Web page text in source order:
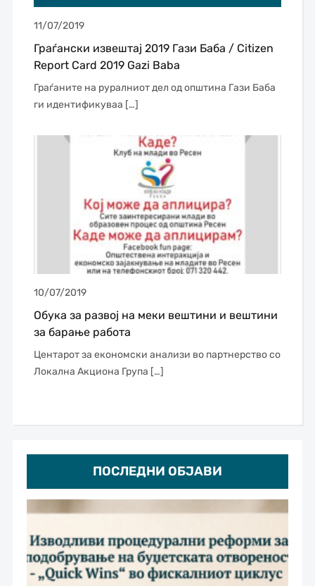
ПОСЛЕДНИ ОБЈАВИ
11/07/2019
Граѓански извештај 2019 Гази Баба / Citizen
Report Card 2019 Gazi Baba
Граѓаните на руралниот дел од општина Гази Баба
ги идентификуваа […]
10/07/2019
Обука за развој на меки вештини и вештини
за барање работа
Центарот за економски анализи во партнерство со
Локална Акциона Група […]